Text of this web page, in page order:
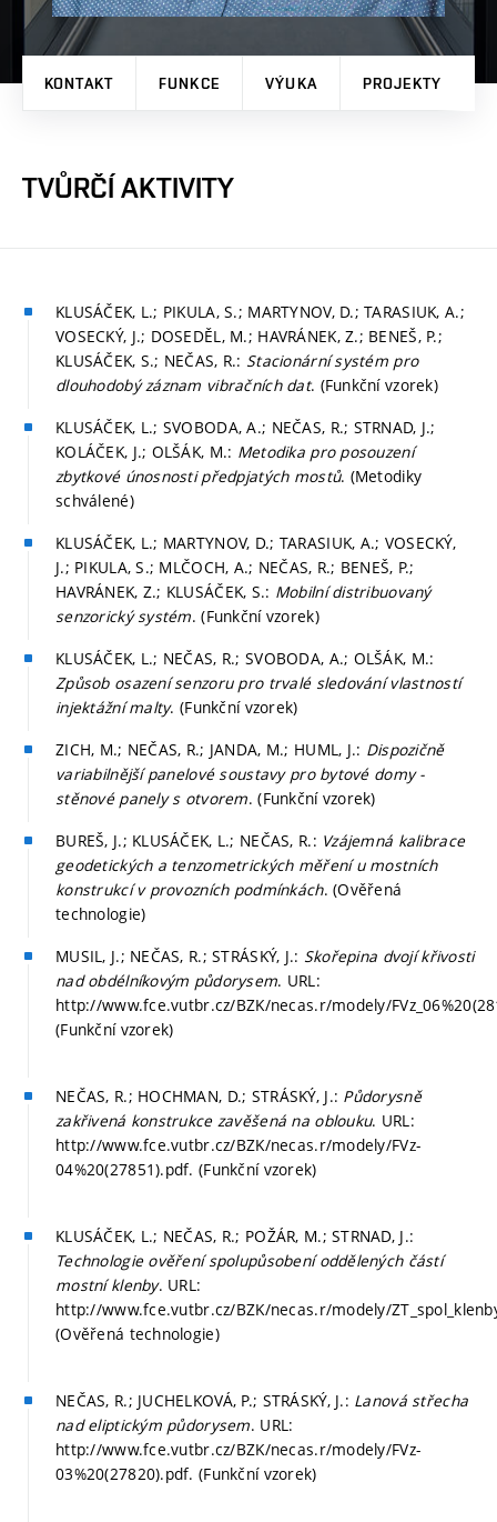
KONTAKT FUNKCE VÝUKA PROJEKTY
TVŮRČÍ AKTIVITY
KLUSÁČEK, L.; PIKULA, S.; MARTYNOV, D.; TARASIUK, A.;
VOSECKÝ, J.; DOSEDĚL, M.; HAVRÁNEK, Z.; BENEŠ, P.;
KLUSÁČEK, S.; NEČAS, R.: Stacionární systém pro
dlouhodobý záznam vibračních dat. (Funkční vzorek)
KLUSÁČEK, L.; SVOBODA, A.; NEČAS, R.; STRNAD, J.;
KOLÁČEK, J.; OLŠÁK, M.: Metodika pro posouzení
zbytkové únosnosti předpjatých mostů. (Metodiky
schválené)
KLUSÁČEK, L.; MARTYNOV, D.; TARASIUK, A.; VOSECKÝ,
J.; PIKULA, S.; MLČOCH, A.; NEČAS, R.; BENEŠ, P.;
HAVRÁNEK, Z.; KLUSÁČEK, S.: Mobilní distribuovaný
senzorický systém. (Funkční vzorek)
KLUSÁČEK, L.; NEČAS, R.; SVOBODA, A.; OLŠÁK, M.:
Způsob osazení senzoru pro trvalé sledování vlastností
injektážní malty. (Funkční vzorek)
ZICH, M.; NEČAS, R.; JANDA, M.; HUML, J.: Dispozičně
variabilnější panelové soustavy pro bytové domy -
stěnové panely s otvorem. (Funkční vzorek)
BUREŠ, J.; KLUSÁČEK, L.; NEČAS, R.: Vzájemná kalibrace
geodetických a tenzometrických měření u mostních
konstrukcí v provozních podmínkách. (Ověřená
technologie)
MUSIL, J.; NEČAS, R.; STRÁSKÝ, J.: Skořepina dvojí křivosti
nad obdélníkovým půdorysem. URL:
http://www.fce.vutbr.cz/BZK/necas.r/modely/
(Funkční vzorek)
NEČAS, R.; HOCHMAN, D.; STRÁSKÝ, J.: Půdorysně
zakřivená konstrukce zavěšená na oblouku. URL:
http://www.fce.vutbr.cz/BZK/necas.r/modely/FVz-
04%20(27851).pdf. (Funkční vzorek)
KLUSÁČEK, L.; NEČAS, R.; POŽÁR, M.; STRNAD, J.:
Technologie ověření spolupůsobení oddělených částí
mostní klenby. URL:
http://www.fce.vutbr.cz/BZK/necas.r/modely/
(Ověřená technologie)
NEČAS, R.; JUCHELKOVÁ, P.; STRÁSKÝ, J.: Lanová střecha
nad eliptickým půdorysem. URL:
http://www.fce.vutbr.cz/BZK/necas.r/modely/FVz-
03%20(27820).pdf. (Funkční vzorek)